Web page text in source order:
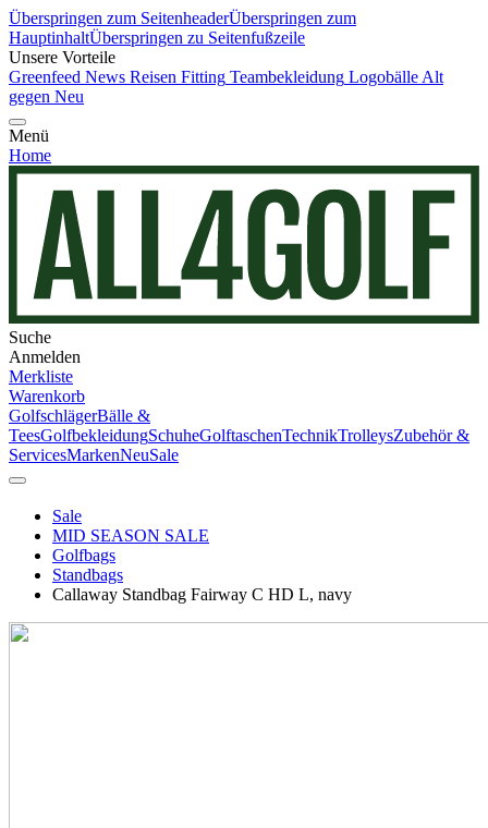
Überspringen zum SeitenheaderÜberspringen zum
HauptinhaltÜberspringen zu Seitenfußzeile
Unsere Vorteile
Greenfeed News Reisen Fitting Teambekleidung Logobälle Alt
gegen Neu
Menü
Home
Suche
Anmelden
Merkliste
Warenkorb
GolfschlägerBälle &
TeesGolfbekleidungSchuheGolftaschenTechnikTrolleysZubehör &
ServicesMarkenNeuSale
Sale
MID SEASON SALE
Golfbags
Standbags
Callaway Standbag Fairway C HD L, navy